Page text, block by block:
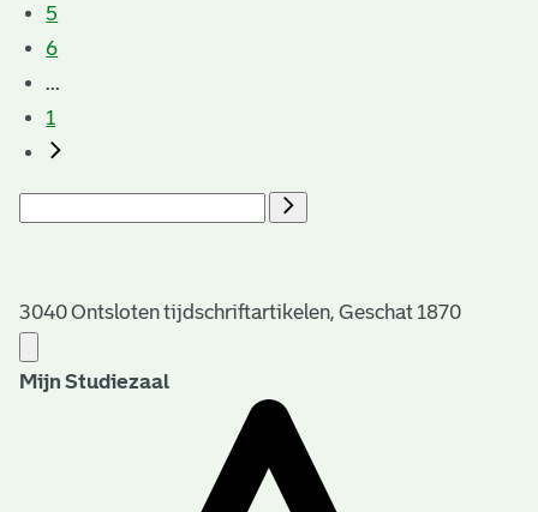
5
6
...
1
3040 Ontsloten tijdschriftartikelen, Geschat 1870
Mijn Studiezaal